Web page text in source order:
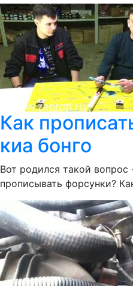
Как
киа бонго
Вот родился такой
прописывать форсунки?